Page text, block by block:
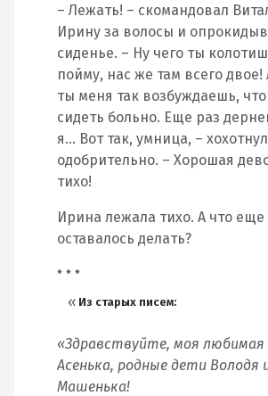
– Лежать! – скомандовал
Ирину за волосы и
сиденье. – Ну чего ты
пойму, нас же там всего
ты меня так возбуждаешь,
сидеть больно. Еще раз
я… Вот так, умница, – хохотнул
одобрительно. – Хорошая
тихо!
Ирина лежала тихо. А что еще
оставалось делать?
* * *
Из старых писем:
«Здравствуйте, моя любимая
Асенька, родные дети Володя
Машенька!